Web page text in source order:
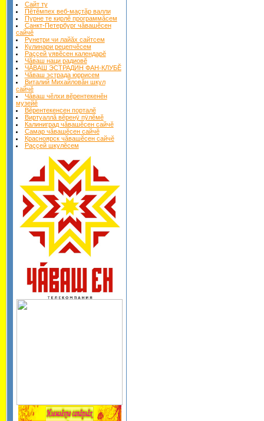
Сайт ту
Пĕтĕмпех веб-маçтăр валли
Пурне те кирлĕ программăсем
Санкт-Петербург чăвашĕсен
сайчĕ
Рунетри чи лайăх сайтсем
Кулинари рецепчĕсем
Раççей уявĕсен календарĕ
Чăваш наци радиовĕ
ЧĂВАШ ЭСТРАДИН ФАН-КЛУБĔ
Чăваш эстрада юррисем
Виталий Михайловăн шкул
сайчĕ
Чăваш чĕлхи вĕрентекенĕн
музейĕ
Вĕрентекенсен порталĕ
Виртуаллă вĕренÿ пÿлĕмĕ
Калиниград чăвашĕсен сайчĕ
Самар чăвашĕсен сайчĕ
Красноярск чăвашĕсен сайчĕ
Раççей шкулĕсем